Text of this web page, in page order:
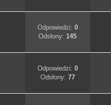
Odpowiedzi: 0
Odsłony:145
Odpowiedzi: 0
Odsłony: 77